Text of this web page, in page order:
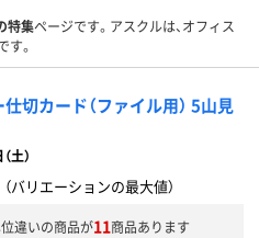
特集ページです。アスクルは、オフィス
す。
切カード（ファイル用） 5山見
土）
（バリエーションの最大値）
位違いの商品が11商品あります